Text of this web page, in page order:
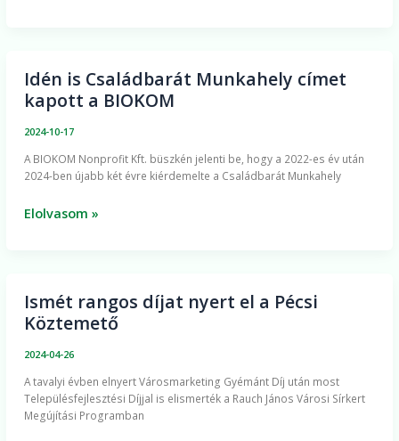
Idén is Családbarát Munkahely címet
kapott a BIOKOM
2024-10-17
A BIOKOM Nonprofit Kft. büszkén jelenti be, hogy a 2022-es év után
2024-ben újabb két évre kiérdemelte a Családbarát Munkahely
Idén
is
címet
kapott
a
Elolvasom »
Ismét rangos díjat nyert el a Pécsi
Köztemető
2024-04-26
A tavalyi évben elnyert Városmarketing Gyémánt Díj után most
Településfejlesztési Díjjal is elismerték a Rauch János Városi Sírkert
Megújítási Programban
Ismét
rangos
el
a